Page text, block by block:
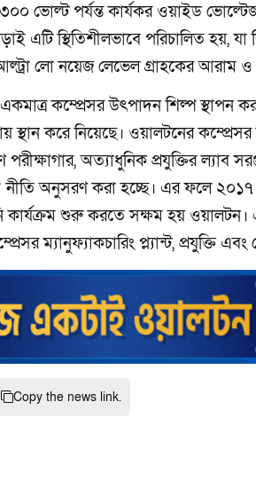
ভোল্ট পর্যন্ত কার্যকর ওয়াইড
এটি স্থিতিশীলভাবে পরিচালিত হয়,
লো নয়েজ লেভেল গ্রাহকের আরাম ও
কম্প্রেসর উৎপাদন শিল্প স্থাপন
স্থান করে নিয়েছে। ওয়ালটনের
পরীক্ষাগার, অত্যাধুনিক প্রযুক্তির ল্যাব
নীতি অনুসরণ করা হচ্ছে। এর ফলে
কার্যক্রম শুরু করতে সক্ষম হয়
ম্যানুফ্যাকচারিং প্ল্যান্ট, প্রযুক্তি
Copy the news link.